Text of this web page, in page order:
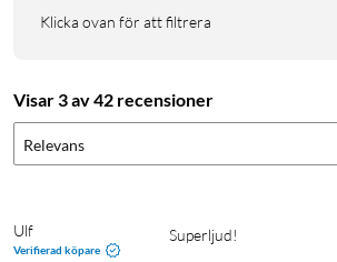
Klicka ovan för att filtrera
Visar 3 av 42 recensioner
Relevans
Ulf
Verifierad köpare
Superljud!